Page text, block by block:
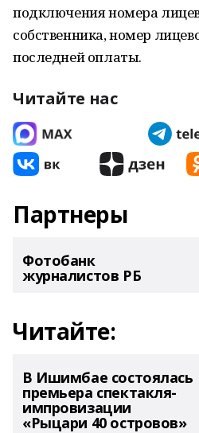
подключения номера
собственника, номер
последней оплаты.
Читайте нас
Партнеры
Фотобанк
журналистов РБ
Читайте:
В Ишимбае состоялась
премьера спектакля-
импровизации
«Рыцари 40 островов»